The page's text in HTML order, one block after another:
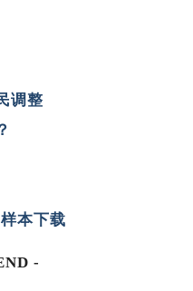
调整
本下载
-